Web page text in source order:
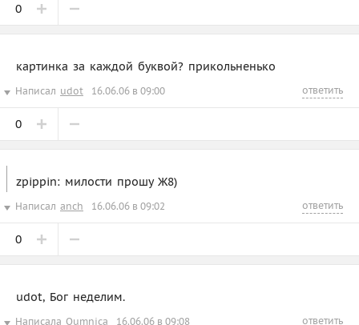
0
картинка за каждой буквой? прикольненько
Написал udot 16.06.06 в 09:00 ответить
0
zpippin: милости прошу Ж8)
Написал anch 16.06.06 в 09:02 ответить
0
udot, Бог неделим.
Написала Qumnica 16.06.06 в 09:08 ответить